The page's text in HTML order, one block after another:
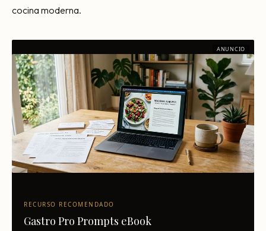
cocina moderna.
ANUNCIO
RECURSO RECOMENDADO
Gastro Pro Prompts eBook